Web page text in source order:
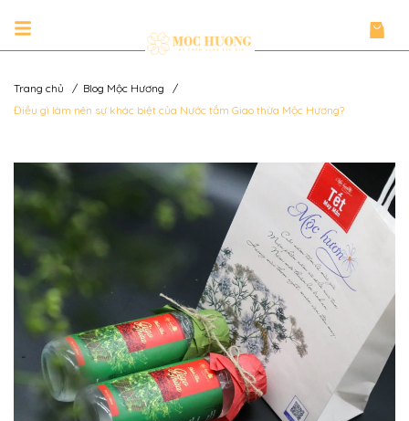
Trang chủ / Blog Mộc Hương
/
Điều gì làm nên sự khác biệt của Nước tắm Giao thừa Mộc Hương?